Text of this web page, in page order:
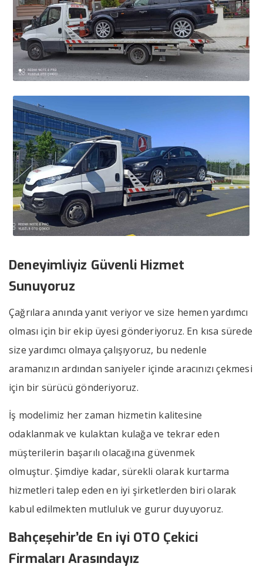
Deneyimliyiz Güvenli Hizmet
Sunuyoruz
Çağrılara anında yanıt veriyor ve size hemen yardımcı
olması için bir ekip üyesi gönderiyoruz. En kısa sürede
size yardımcı olmaya çalışıyoruz, bu nedenle
aramanızın ardından saniyeler içinde aracınızı çekmesi
için bir sürücü gönderiyoruz.
İş modelimiz her zaman hizmetin kalitesine
odaklanmak ve kulaktan kulağa ve tekrar eden
müşterilerin başarılı olacağına güvenmek
olmuştur. Şimdiye kadar, sürekli olarak kurtarma
hizmetleri talep eden en iyi şirketlerden biri olarak
kabul edilmekten mutluluk ve gurur duyuyoruz.
Bahçeşehir’de En iyi OTO Çekici
Firmaları Arasındayız